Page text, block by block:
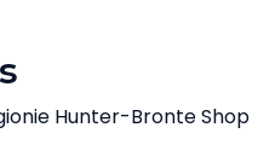
Hunter-Bronte Shop